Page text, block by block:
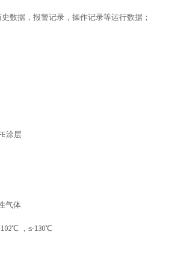
史数据，报警记录，操作记录等运行数据；
涂层
气体
，≤-130℃